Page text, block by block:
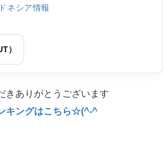
）
きありがとうございます
キングはこちら☆(^-^